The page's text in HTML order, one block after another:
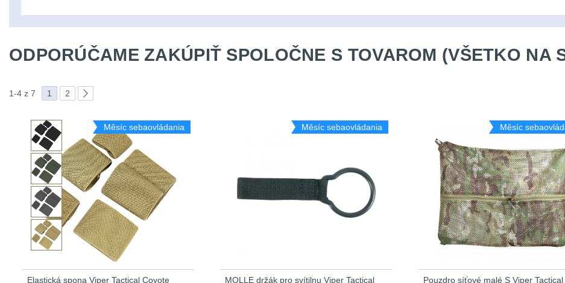
ODPORÚČAME ZAKÚPIŤ SPOLOČNE S TOVAROM (VŠETKO NA
1-4 z 7 1 2
Měsíc sebaovládania
Elastická spona Viper Tactical Coyote
Měsíc sebaovládania
MOLLE držák pro svítilnu Viper Tactical
Měsíc
Pouzdro síťové malé S Viper Tactical